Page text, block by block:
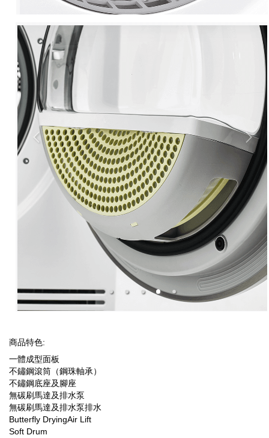
商品特色:
一體成型面板
不鏽鋼滾筒（鋼珠軸承）
不鏽鋼底座及腳座
無碳刷馬達及排水泵
無碳刷馬達及排水泵排水
Butterfly DryingAir Lift
Soft Drum